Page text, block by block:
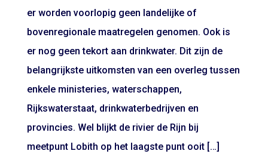
er worden voorlopig geen landelijke of
bovenregionale maatregelen genomen. Ook is
er nog geen tekort aan drinkwater. Dit zijn de
belangrijkste uitkomsten van een overleg tussen
enkele ministeries, waterschappen,
Rijkswaterstaat, drinkwaterbedrijven en
provincies. Wel blijkt de rivier de Rijn bij
meetpunt Lobith op het laagste punt ooit […]